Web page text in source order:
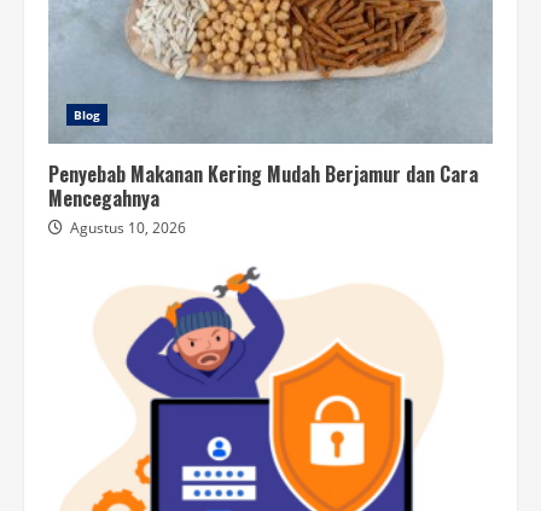
Blog
Penyebab Makanan Kering Mudah Berjamur dan Cara
Mencegahnya
Agustus 10, 2026